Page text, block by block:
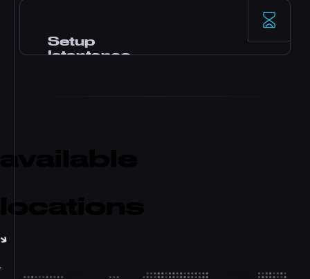
monitoraggio in tempo reale.
Setup
Istantaneo